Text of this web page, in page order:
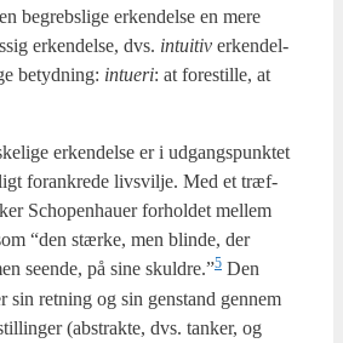
begrebs­li­ge erken­del­se en mere
erken­del­se, dvs. intu­i­tiv erken­del­
betyd­ning: intu­e­ri: at fore­stil­le, at
erken­del­se er i udgangs­punk­tet
for­ank­re­de livsvil­je. Med et træf­
Scho­pen­hau­er for­hol­det mel­lem
“den stær­ke, men blin­de, der
seen­de, på sine skuldre.”5 Den
sin ret­ning og sin gen­stand gen­nem
(abstrak­te, dvs. tan­ker, og